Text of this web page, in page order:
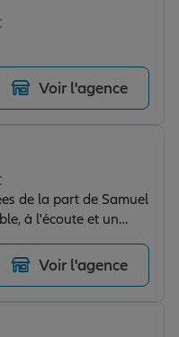
Voir l'agence
de la part de Samuel
à l'écoute et un
humain !
Voir l'agence